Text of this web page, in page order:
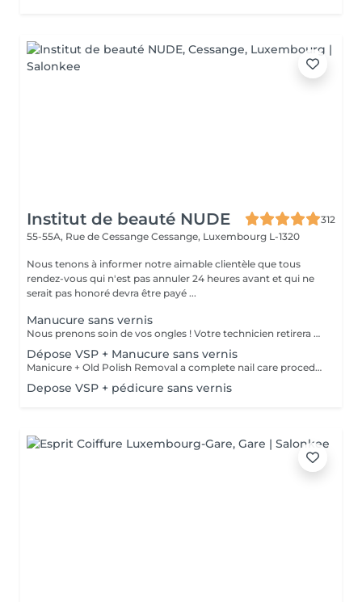
Institut de beauté NUDE
312
55-55A, Rue de Cessange Cessange, Luxembourg L-1320
Nous tenons à informer notre aimable clientèle que tous
rendez-vous qui n'est pas annuler 24 heures avant et qui ne
serait pas honoré devra être payé ...
Manucure sans vernis
Nous prenons soin de vos ongles ! Votre technicien retirera délicatement les cellules mortes de la peau, façonnera et limera vos ongles, puis polira leur surface extérieure pour une finition lisse et naturelle. Nos experts proposent des manucures combinées, à la ponceuse ou à la pince, selon vos préférences. Comment se déroule une manucure sans vernis ? La peau rugueuse est délicatement éliminée La forme de l'ongle est corrigée avec précision Les cuticules et les replis latéraux sont soigneusement nettoyés Une huile pour cuticules et une crème pour les mains sont appliquées pour nourrir et hydrater Restrictions d'âge : recommandé à partir de 14 ans. Recommandations après la procédure : aucun soin spécifique requis. Fréquence : une fois toutes les deux semaines.
Dépose VSP + Manucure sans vernis
Manicure + Old Polish Removal a complete nail care procedure We do not perform polish removal without proper cuticle and sidewall treatment. We can't let you leave with uneven nails or overgrown cuticles, so we always ensure comprehensive care for your hands. What's included: Gentle removal of old polish Nail plate preparation Cuticle and sidewall treatment Optional add-ons: Japanese manicure for deep care Transparent strengthening polish for extra protection
Depose VSP + pédicure sans vernis